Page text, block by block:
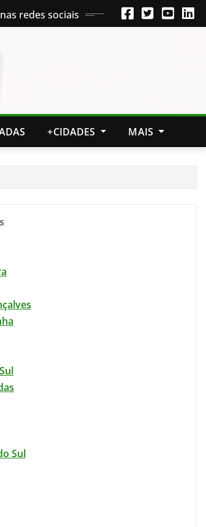
redes sociais
+CIDADES MAIS
Sul